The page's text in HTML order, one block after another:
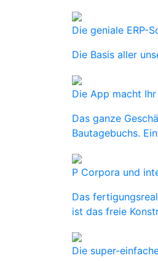
Die geniale ERP-
Die Basis aller
Die App macht
Das ganze
Bautagebuchs.
P Corpora und
Das
ist das freie
Die super-